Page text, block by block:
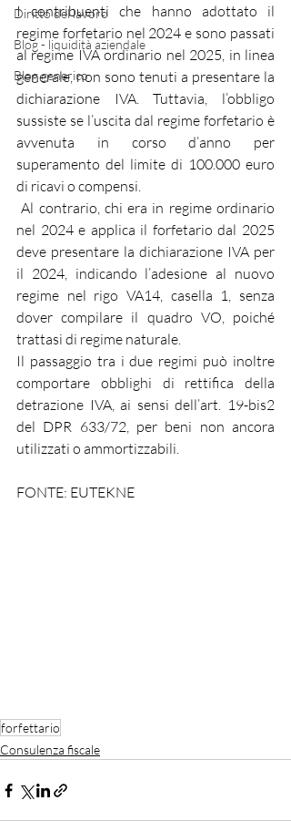
Diritto del lavoro
Blog - liquidità aziendale
Blog generico
I contribuenti che hanno adottato il
regime forfetario nel 2024 e sono passati
al regime IVA ordinario nel 2025, in linea
generale, non sono tenuti a presentare la
dichiarazione IVA. Tuttavia, l’obbligo
sussiste se l’uscita dal regime forfetario è
avvenuta in corso d’anno per
superamento del limite di 100.000 euro
di ricavi o compensi.
Al contrario, chi era in regime ordinario
nel 2024 e applica il forfetario dal 2025
deve presentare la dichiarazione IVA per
il 2024, indicando l’adesione al nuovo
regime nel rigo VA14, casella 1, senza
dover compilare il quadro VO, poiché
trattasi di regime naturale.
Il passaggio tra i due regimi può inoltre
comportare obblighi di rettifica della
detrazione IVA, ai sensi dell’art. 19-bis2
del DPR 633/72, per beni non ancora
utilizzati o ammortizzabili.
FONTE: EUTEKNE
forfettario
Consulenza fiscale